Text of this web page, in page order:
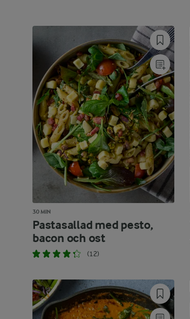
30 MIN
Pastasallad med pesto,
bacon och ost
(12)